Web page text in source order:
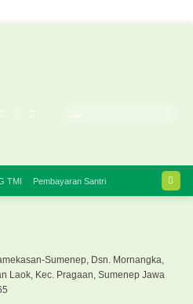
TMI Pembayaran Santri
Sumenep, Dsn. Mornangka,
Laok, Kec. Pragaan, Sumenep Jawa